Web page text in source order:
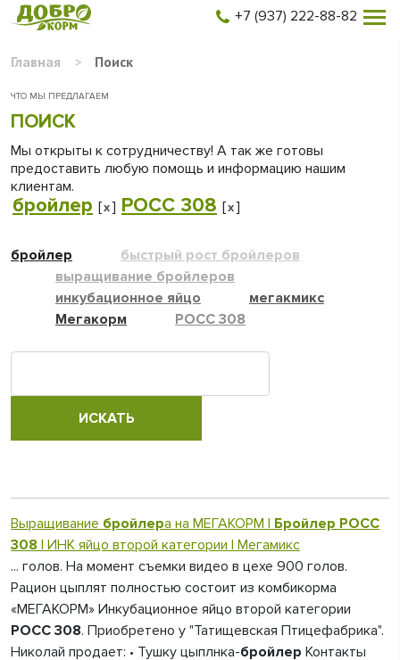
+7 (937) 222-88-82
Главная > Поиск
ЧТО МЫ ПРЕДЛАГАЕМ
ПОИСК
Мы открыты к сотрудничеству! А так же готовы
предоставить любую помощь и информацию нашим
клиентам.
бройлер [x] РОСС 308 [x]
бройлер
быстрый рост бройлеров
выращивание бройлеров
инкубационное яйцо
мегакмикс
Мегакорм
РОСС 308
Выращивание бройлера на МЕГАКОРМ | Бройлер РОСС
308 | ИНК яйцо второй категории | Мегамикс
... голов. На момент съемки видео в цехе 900 голов.
Рацион цыплят полностью состоит из комбикорма
«МЕГАКОРМ» Инкубационное яйцо второй категории
РОСС 308. Приобретено у "Татищевская Птицефабрика".
Николай продает: • Тушку цыплнка-бройлер Контакты